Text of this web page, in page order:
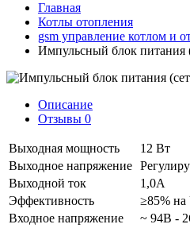
Главная
Котлы отопления
gsm управление котлом и
Импульсный блок питания
Описание
Отзывы 0
Выходная мощность
12 Вт
Выходное напряжение
Выходной ток
1,0А
Эффективность
≥85%
Входное напряжение
~ 94В -